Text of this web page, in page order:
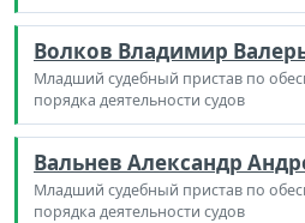
Волков Владимир
Младший судебный пристав по
порядка деятельности судов
Вальнев Александр
Младший судебный пристав по
порядка деятельности судов